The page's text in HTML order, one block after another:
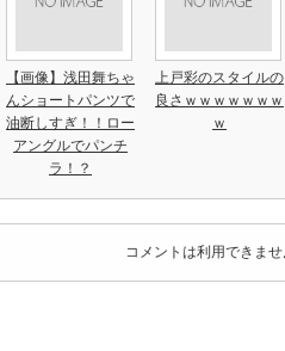
【画像】浅田舞ちゃ
んショートパンツで
油断しすぎ！！ロー
アングルでパンチ
ラ！？
上戸彩のスタイルの
良さｗｗｗｗｗｗｗ
ｗ
コメントは利用できませ